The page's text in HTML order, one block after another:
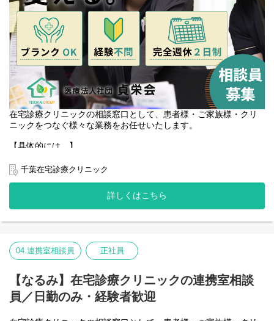
在宅診療クリニックの相談窓口として、患者様・ご家族様・クリ
ニックをつなぐ様々な業務をお任せいたします。
【具体的には…】
◯地域の医療/介護事業者との連絡調整業務
◯療養中の社会的問題の解決、相談業務
◯退院カンファレンスへの参加
◯電子カルテへの患者情報登録
◯電話対応 など
※従事すべき業務の変更なし／就業場所の変更なし
千葉在宅診療クリニック
詳しくはこちら
04.連携室相談員 正社員
【なるみ】在宅診療クリニックの連携室相談
員／日勤のみ・経験者歓迎